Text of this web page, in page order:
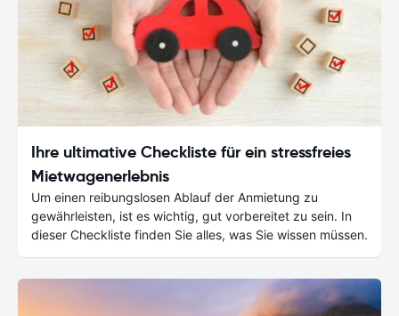
Ihre ultimative Checkliste für ein stressfreies
Mietwagenerlebnis
Um einen reibungslosen Ablauf der Anmietung zu
gewährleisten, ist es wichtig, gut vorbereitet zu sein. In
dieser Checkliste finden Sie alles, was Sie wissen müssen.